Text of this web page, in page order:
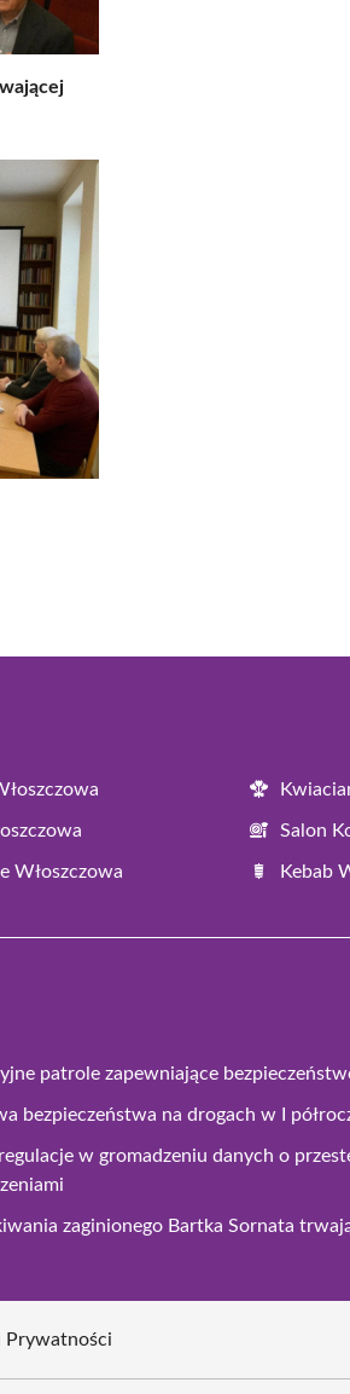
Salon
Włoszczowa Kebab
patrole zapewniające
bezpieczeństwa na drogach w I
w gromadzeniu danych o
zaginionego Bartka Sornata
Prywatności